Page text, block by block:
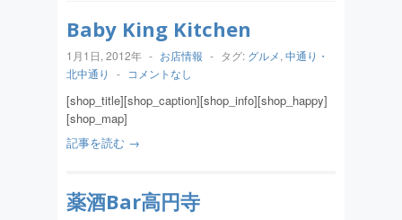
Baby King Kitchen
1月1日, 2012年 - お店情報 - タグ: グルメ, 中通り・
北中通り
- コメントなし
[shop_title][shop_caption][shop_info][shop_happy]
[shop_map]
記事を読む →
薬酒Bar高円寺